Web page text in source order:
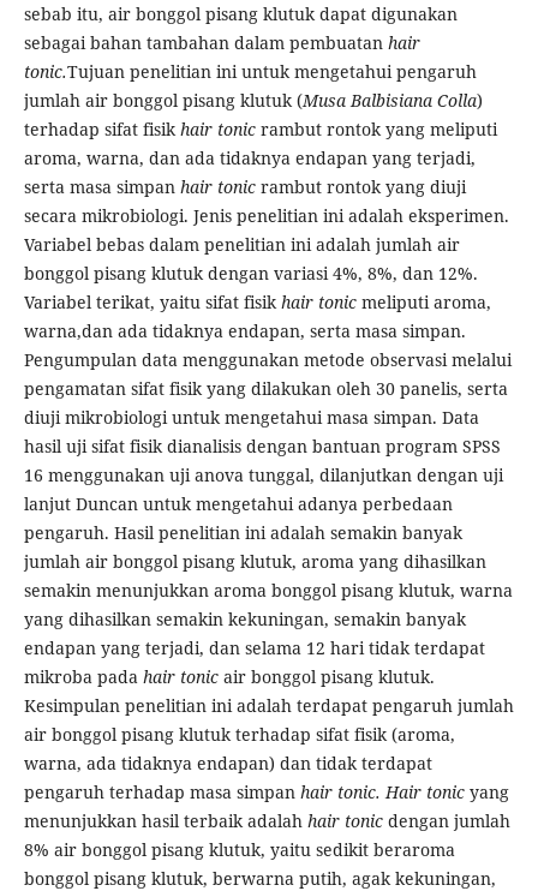
sebab itu, air bonggol pisang klutuk dapat digunakan
sebagai bahan tambahan dalam pembuatan hair
tonic.Tujuan penelitian ini untuk mengetahui pengaruh
jumlah air bonggol pisang klutuk (Musa Balbisiana Colla)
terhadap sifat fisikhair tonic rambut rontok yang meliputi
aroma, warna, dan ada tidaknya endapan yang terjadi,
serta masa simpan hair tonic rambut rontok yang diuji
secara mikrobiologi. Jenis penelitian ini adalah eksperimen.
Variabel bebas dalam penelitian ini adalah jumlah air
bonggol pisang klutuk dengan variasi 4%, 8%, dan 12%.
Variabel terikat, yaitu sifat fisikhair tonicmeliputi aroma,
warna,dan ada tidaknya endapan, serta masa simpan.
Pengumpulan data menggunakan metode observasi melalui
pengamatan sifat fisik yang dilakukan oleh 30 panelis, serta
diuji mikrobiologi untuk mengetahui masa simpan. Data
hasil uji sifat fisik dianalisis dengan bantuan program SPSS
16 menggunakan uji anova tunggal, dilanjutkan dengan uji
lanjut Duncan untuk mengetahui adanya perbedaan
pengaruh. Hasil penelitian ini adalah semakin banyak
jumlah air bonggol pisang klutuk, aroma yang dihasilkan
semakin menunjukkan aroma bonggol pisang klutuk, warna
yang dihasilkan semakin kekuningan, semakin banyak
endapan yang terjadi, dan selama 12 hari tidak terdapat
mikroba pada hair tonicair bonggol pisang klutuk.
Kesimpulan penelitian ini adalah terdapat pengaruh jumlah
air bonggol pisang klutuk terhadap sifat fisik (aroma,
warna, ada tidaknya endapan) dan tidak terdapat
pengaruh terhadap masa simpan hair tonic. Hair tonicyang
menunjukkan hasil terbaik adalah hair tonic dengan jumlah
8% air bonggol pisang klutuk, yaitu sedikit beraroma
bonggol pisang klutuk, berwarna putih, agak kekuningan,